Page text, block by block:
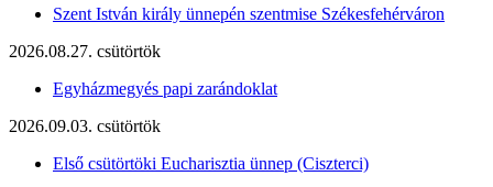
Szent István király ünnepén szentmise Székesfehérváron
2026.08.27. csütörtök
Egyházmegyés papi zarándoklat
2026.09.03. csütörtök
Első csütörtöki Eucharisztia ünnep (Ciszterci)